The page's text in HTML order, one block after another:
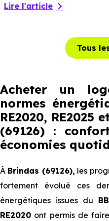
Lire l'article
Tous
Acheter un
normes
RE2020, RE2025
(69126) :
économies
À Brindas (69126), les
fortement évolué ces
énergétiques issues du
RE2020 ont permis de